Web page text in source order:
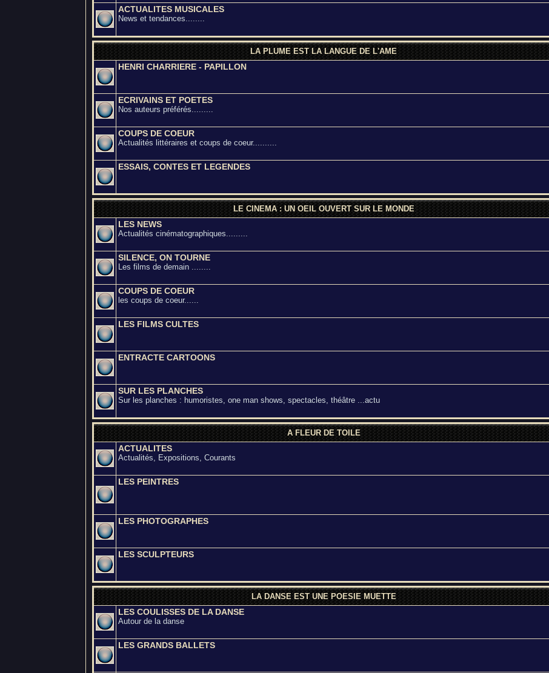
ACTUALITES MUSICALES
News et tendances........
LA PLUME EST LA LANGUE DE L'AME
HENRI CHARRIERE - PAPILLON
ECRIVAINS ET POETES
Nos auteurs préférés.........
COUPS DE COEUR
Actualités littéraires et coups de coeur..........
ESSAIS, CONTES ET LEGENDES
LE CINEMA : UN OEIL OUVERT SUR LE MONDE
LES NEWS
Actualités cinématographiques.........
SILENCE, ON TOURNE
Les films de demain ........
COUPS DE COEUR
les coups de coeur......
LES FILMS CULTES
ENTRACTE CARTOONS
SUR LES PLANCHES
Sur les planches : humoristes, one man shows, spectacles, théâtre ...actu
A FLEUR DE TOILE
ACTUALITES
Actualités, Expositions, Courants
LES PEINTRES
LES PHOTOGRAPHES
LES SCULPTEURS
LA DANSE EST UNE POESIE MUETTE
LES COULISSES DE LA DANSE
Autour de la danse
LES GRANDS BALLETS